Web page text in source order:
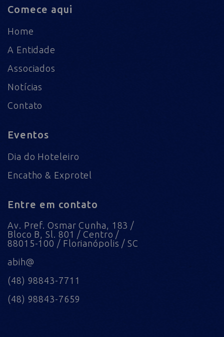
Comece aqui
Home
A Entidade
Associados
Notícias
Contato
Eventos
Dia do Hoteleiro
Encatho & Exprotel
Entre em contato
Av. Pref. Osmar Cunha, 183 /
Bloco B, Sl. 801 / Centro /
88015-100 / Florianópolis / SC
abih@
(48) 98843-7711
(48) 98843-7659